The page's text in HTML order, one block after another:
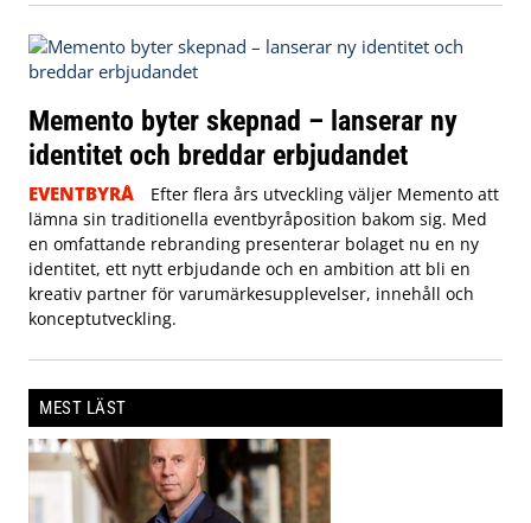
Memento byter skepnad – lanserar ny
identitet och breddar erbjudandet
EVENTBYRÅ
Efter flera års utveckling väljer Memento att
lämna sin traditionella eventbyråposition bakom sig. Med
en omfattande rebranding presenterar bolaget nu en ny
identitet, ett nytt erbjudande och en ambition att bli en
kreativ partner för varumärkesupplevelser, innehåll och
konceptutveckling.
MEST LÄST